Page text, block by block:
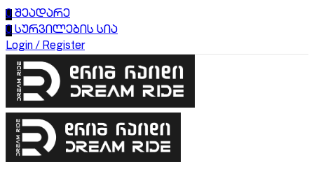
0 შეადარე
0 სურვილების სია
Login / Register